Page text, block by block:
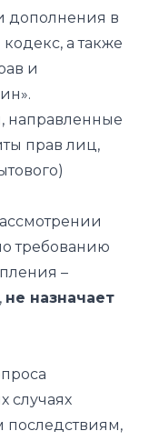
дополнения в
а также
и
направленные
прав лиц,
требованию
–
не назначает
случаях
последствиям,